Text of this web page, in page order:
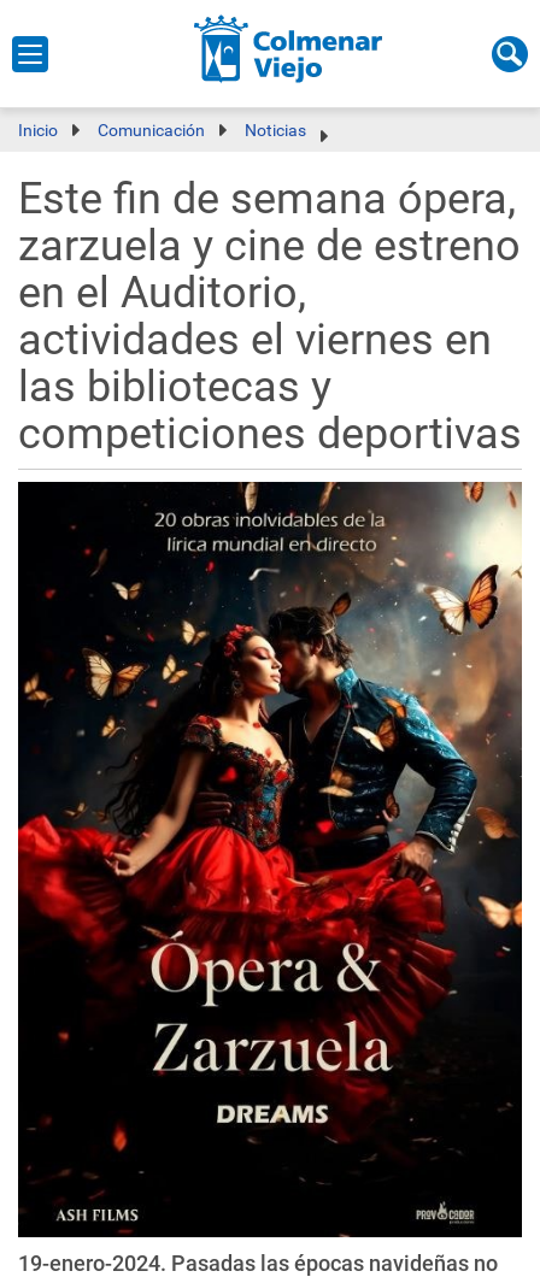
Inicio Comunicación Noticias
Este fin de semana ópera,
zarzuela y cine de estreno
en el Auditorio,
actividades el viernes en
las bibliotecas y
competiciones deportivas
19-enero-2024. Pasadas las épocas navideñas no